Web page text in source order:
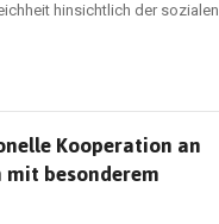
hinsichtlich der sozialen
Kooperation an
besonderem